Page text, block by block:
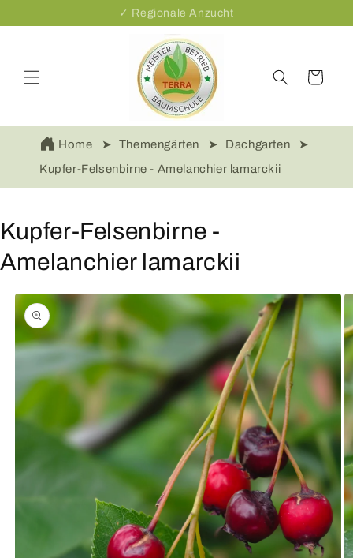
✓ Regionale Anzucht
Warenkorb
Home Themengärten
Dachgarten
Kupfer-Felsenbirne - Amelanchier lamarckii
Kupfer-Felsenbirne -
Amelanchier lamarckii